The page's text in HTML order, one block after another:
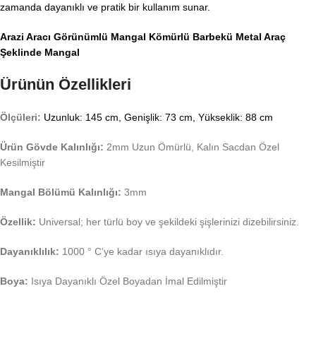
zamanda dayanıklı ve pratik bir kullanım sunar.
Arazi Aracı Görünümlü Mangal Kömürlü Barbekü Metal Araç
Şeklinde Mangal
Ürünün Özellikleri
Ölçüleri: Uzunluk: 145 cm, Genişlik: 73 cm, Yükseklik: 88 cm
Ürün Gövde Kalınlığı: 2mm Uzun Ömürlü, Kalın Sacdan Özel
Kesilmiştir
Mangal Bölümü Kalınlığı: 3mm
Özellik: Universal; her türlü boy ve şekildeki şişlerinizi dizebilirsiniz.
Dayanıklılık: 1000 ° C’ye kadar ısıya dayanıklıdır.
Boya: Isıya Dayanıklı Özel Boyadan İmal Edilmiştir